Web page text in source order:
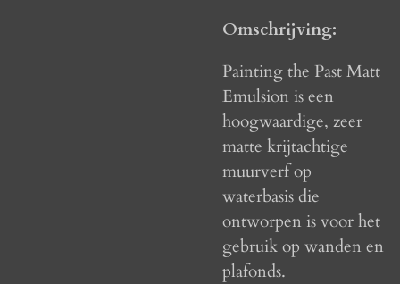
Omschrijving:
Painting the Past Matt
Emulsion is een
hoogwaardige, zeer
matte krijtachtige
muurverf op
waterbasis die
ontworpen is voor het
gebruik op wanden en
plafonds.